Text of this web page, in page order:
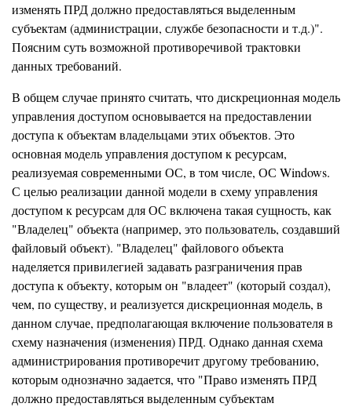
изменять ПРД должно предоставляться выделенным
субъектам (администрации, службе безопасности и т.д.)".
Поясним суть возможной противоречивой трактовки
данных требований.
В общем случае принято считать, что дискреционная модель
управления доступом основывается на предоставлении
доступа к объектам владельцами этих объектов. Это
основная модель управления доступом к ресурсам,
реализуемая современными ОС, в том числе, ОС Windows.
С целью реализации данной модели в схему управления
доступом к ресурсам для ОС включена такая сущность, как
"Владелец" объекта (например, это пользователь, создавший
файловый объект). "Владелец" файлового объекта
наделяется привилегией задавать разграничения прав
доступа к объекту, которым он "владеет" (который создал),
чем, по существу, и реализуется дискреционная модель, в
данном случае, предполагающая включение пользователя в
схему назначения (изменения) ПРД. Однако данная схема
администрирования противоречит другому требованию,
которым однозначно задается, что "Право изменять ПРД
должно предоставляться выделенным субъектам